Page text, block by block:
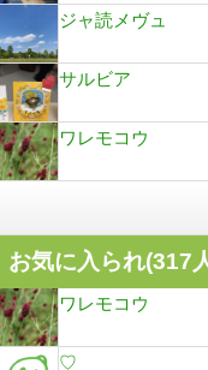
ジャ読メヴュ
サルビア
ワレモコウ
お気に入られ(317
ワレモコウ
♡